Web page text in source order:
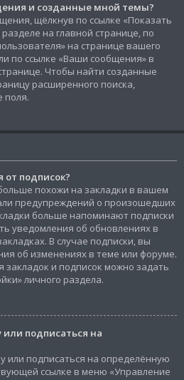
и созданные мной темы?
щёлкнув по ссылке «Показать
на главной странице, по
на странице вашего
по ссылке «Ваши сообщения» в
Чтобы найти созданные
расширенного поиска,
поля.
подписок?
похожи на закладки в вашем
предупреждений о произошедших
больше напоминают подписки
уведомления об обновлениях в
В случае подписки, вы
об изменениях в теме или форуме.
закладок и подписок можно задать
личного раздела.
или подписаться на
или подписаться на определённую
ссылке в меню «Управление